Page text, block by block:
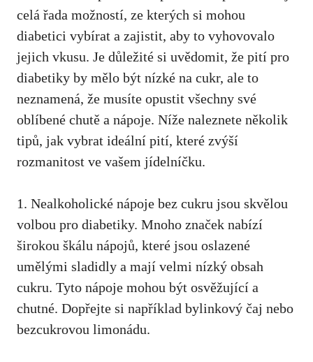
celá řada možností, ze kterých si ⁤mohou
diabetici vybírat a zajistit, aby to vyhovovalo
jejich vkusu. Je důležité si uvědomit, ‌že pití ​pro‌
diabetiky⁤ by mělo být​ nízké ⁢na ‌cukr, ale to
neznamená,‌ že musíte‍ opustit všechny své
oblíbené chutě a nápoje. Níže ⁤naleznete ​několik
tipů,‌ jak vybrat⁢ ideální pití, které zvýší ​
rozmanitost ve ‍vašem jídelníčku.
1. Nealkoholické nápoje bez cukru⁢ jsou ⁤skvělou
volbou pro diabetiky. Mnoho značek⁢ nabízí
širokou škálu⁣ nápojů, které jsou‍ oslazené‌
umělými sladidly ⁣a mají velmi nízký obsah
cukru. Tyto‌ nápoje‌ mohou⁣ být osvěžující a
‌chutné. Dopřejte⁤ si například​ bylinkový čaj nebo
bezcukrovou​ limonádu.